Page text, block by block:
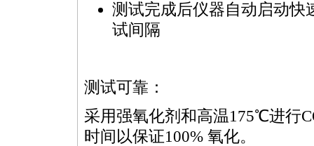
测试完成后仪器自动启动快
试间隔
测试可靠：
采用强氧化剂和高温175℃进行
时间以保证100% 氧化。